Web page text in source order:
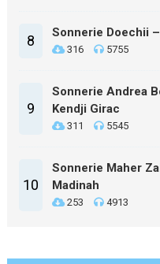
8 Sonnerie Doechii
316 5755
9
Sonnerie Andrea
Kendji Girac
311 5545
10
Sonnerie Maher
Madinah
253 4913